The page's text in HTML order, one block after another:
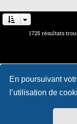
En poursuivant
l’utilisation de
1725 résultats
Retour vers le site
Développé